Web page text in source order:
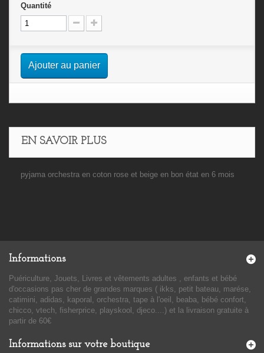
Quantité
Ajouter au panier
EN SAVOIR PLUS
pyjama orchestra en coton rose et beige en bon état en 6 mois
Informations
Puériculture, Jouets, Livres et vêtements adultes , enfants et bébé
d'occasions pas cher de grandes marques ( ikks, petit bateau, marése,
catimini, adidas, kaporal, orchestra, tape à l'oeil, beaba, bébé confort,
chicco, vtech, fisherprice, playskool, djeco....) et la livraison gratuite à
partir de 60€
Informations sur votre boutique